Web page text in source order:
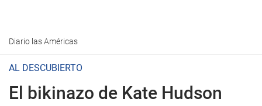
Diario las Américas
AL DESCUBIERTO
El bikinazo de Kate Hudson